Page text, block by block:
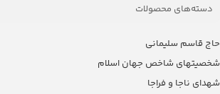
دسته‌های محصولات
حاج قاسم سلیمانی
شخصیتهای شاخص جهان اسلام
شهدای ناجا و فراجا